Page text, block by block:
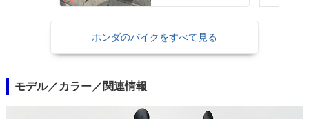
ホンダのバイクをすべて見る
モデル／カラー／関連情報